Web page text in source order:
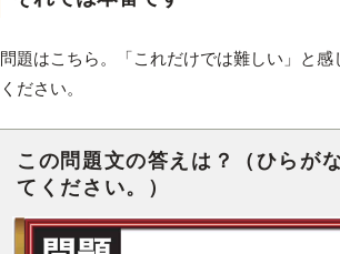
問題はこちら。「これだけでは難しい」と感
ください。
この問題文の答えは？（ひらが
てください。）